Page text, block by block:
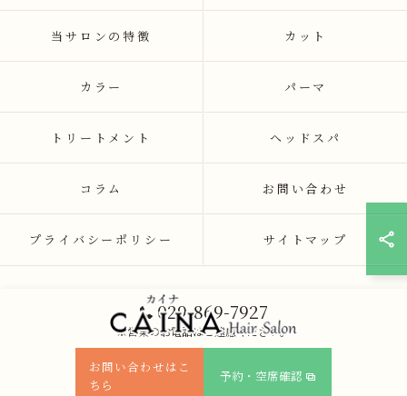
029-869-7927
※営業のお電話はご遠慮ください。
お問い合わせはこ
ちら
予約・空席確認
当サロンの特徴 カット
カラー パーマ
トリートメント ヘッドスパ
コラム お問い合わせ
プライバシーポリシー サイトマップ
© 2026 茨城県つくば市の美容院ならCAINA ALL RIGHTS RESERVED.